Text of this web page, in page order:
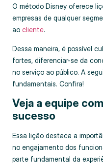
O método Disney oferece
empresas de qualquer
ao cliente.
Dessa maneira, é possível
fortes, diferenciar-se da
no serviço ao público. A
fundamentais. Confira!
Veja a equipe
sucesso
Essa lição destaca a
no engajamento dos
parte fundamental da